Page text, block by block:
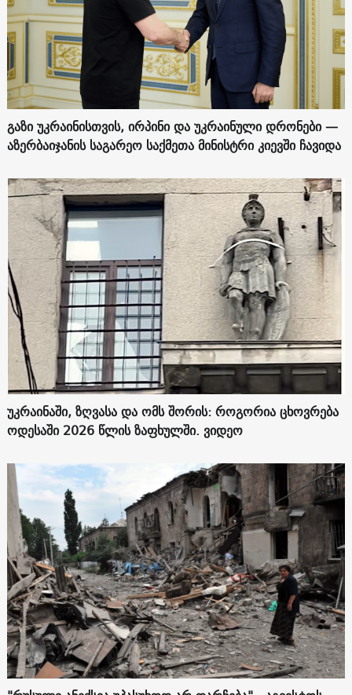
გაზი უკრაინისთვის, ირპინი და უკრაინული დრონები —
აზერბაიჯანის საგარეო საქმეთა მინისტრი კიევში ჩავიდა
უკრაინაში, ზღვასა და ომს შორის: როგორია ცხოვრება
ოდესაში 2026 წლის ზაფხულში. ვიდეო